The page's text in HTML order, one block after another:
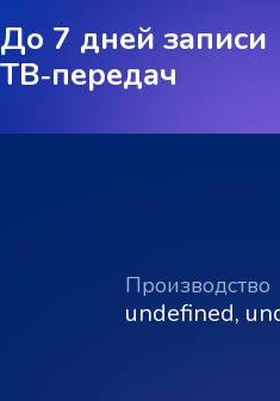
До 7 дней записи
ТВ‑передач
Производство
undefined,